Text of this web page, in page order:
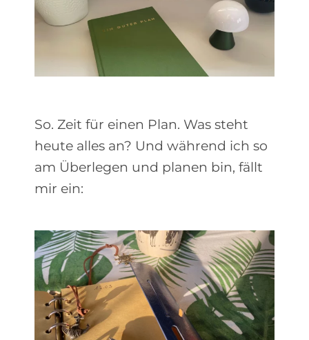
So. Zeit für einen Plan. Was steht
heute alles an? Und während ich so
am Überlegen und planen bin, fällt
mir ein: